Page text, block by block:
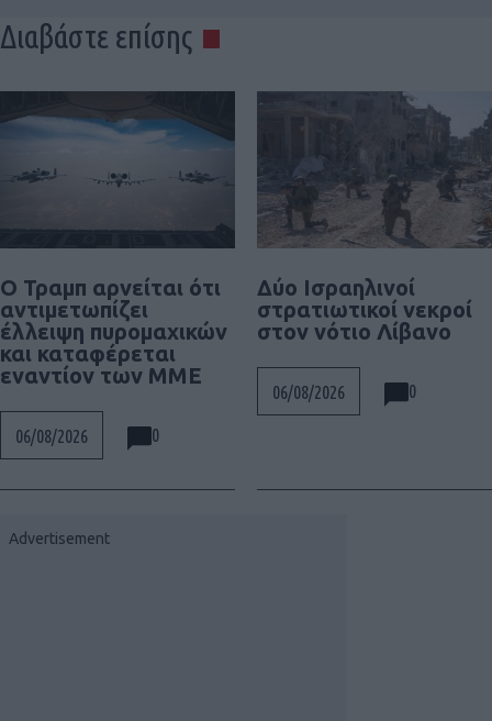
Διαβάστε επίσης
Ο Τραμπ αρνείται ότι
αντιμετωπίζει
έλλειψη πυρομαχικών
και καταφέρεται
εναντίον των ΜΜΕ
06/08/2026 0
Δύο Ισραηλινοί
στρατιωτικοί νεκροί
στον νότιο Λίβανο
06/08/2026 0